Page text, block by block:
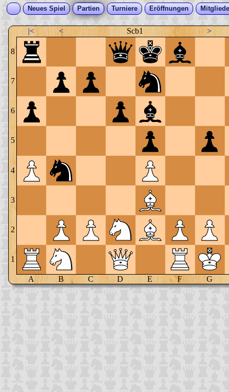
Neues Spiel Partien Turniere Eröffnungen
|< < Scb1 >
8
7
6
5
4
3
2
1
A B C D E F G